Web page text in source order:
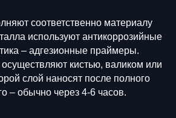
соответственно материалу
используют антикоррозийные
– адгезионные праймеры.
кистью, валиком или
слой наносят после полного
– обычно через 4-6 часов.